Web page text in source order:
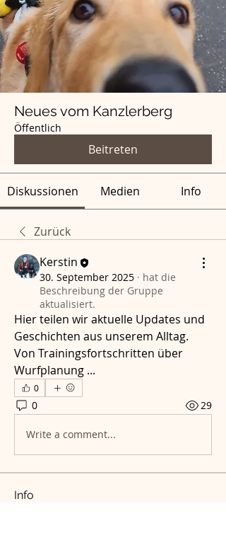
Neues vom Kanzlerberg
Öffentlich
Beitreten
Diskussionen Medien Info
Zurück
Kerstin
30. September 2025 · hat die
Beschreibung der Gruppe
aktualisiert.
Hier teilen wir aktuelle Updates und
Geschichten aus unserem Alltag.
Von Trainingsfortschritten über
Wurfplanung ...
0
0 29
Write a comment...
Info